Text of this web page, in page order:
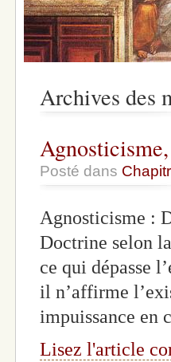
Archives des
Posté dans
Agnosticisme :
Doctrine selon
ce qui dépasse
il n’affirme
impuissance en
Lisez l'article